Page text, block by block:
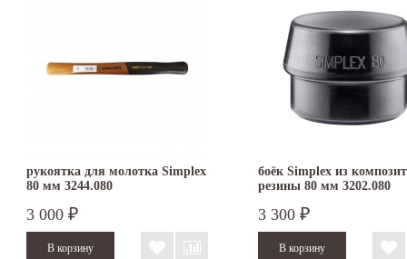
рукоятка для молотка Simplex
80 мм 3244.080
3 000 ₽
боёк Simplex из
резины 80 мм 3202.080
3 300 ₽